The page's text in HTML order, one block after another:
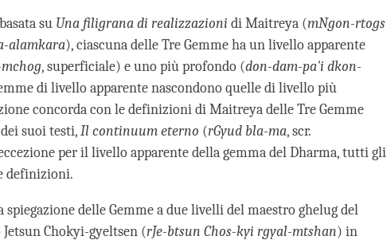
su Una filigrana di realizzazioni di Maitreya (mNgon-rtogs
alamkara), ciascuna delle Tre Gemme ha un livello apparente
, superficiale) e uno più profondo (don-dam-pa'i dkon-
di livello apparente nascondono quelle di livello più
concorda con le definizioni di Maitreya delle Tre Gemme
suoi testi,Il continuumeterno (rGyud bla-ma, scr.
per il livello apparente della gemma del Dharma, tutti gli
definizioni.
delle Gemme a due livelli del maestro ghelug del
Chokyi-gyeltsen (rJe-btsun Chos-kyi rgyal-mtshan) in